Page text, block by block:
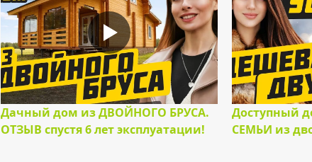
Дачный дом из ДВОЙНОГО БРУСА.
ОТЗЫВ спустя 6 лет эксплуатации!
Доступный
СЕМЬИ из